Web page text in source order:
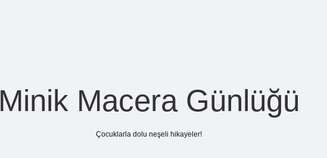
Minik Macera Günlüğü
Çocuklarla dolu neşeli hikayeler!